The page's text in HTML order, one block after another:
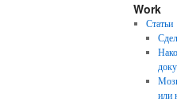
Work
Статьи
или